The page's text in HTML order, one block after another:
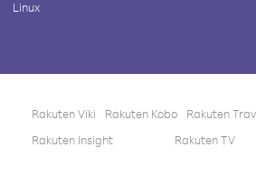
Linux
Rakuten Viki Rakuten Kobo Rakuten
Rakuten Insight
Rakuten TV